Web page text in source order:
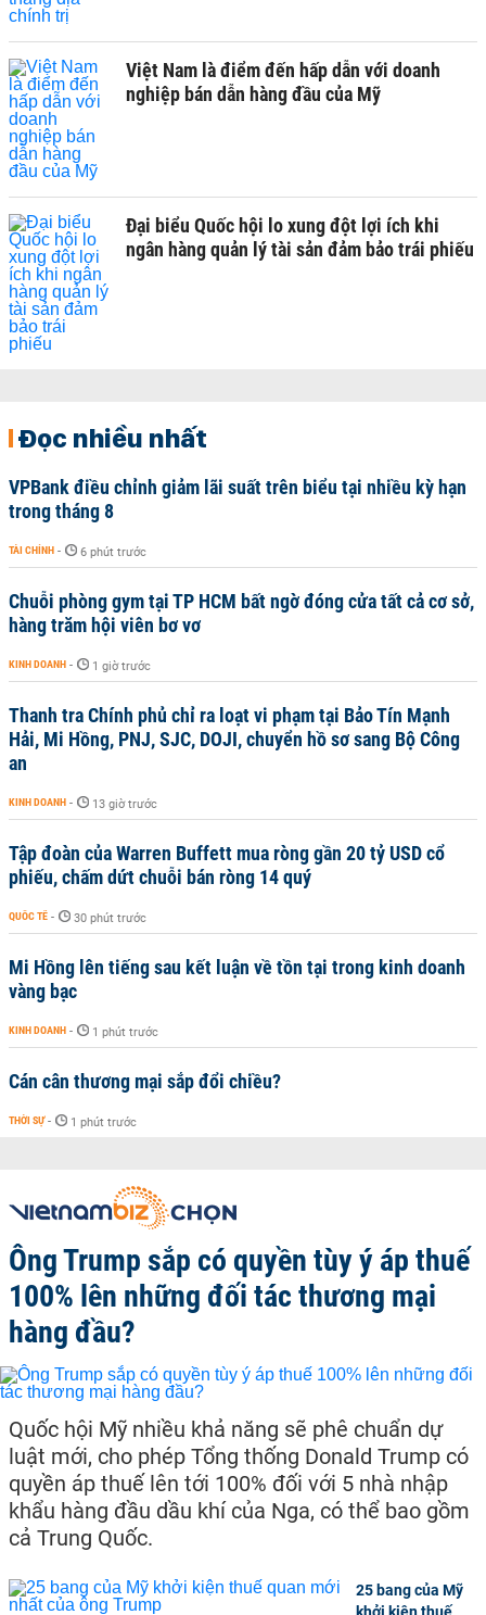
Việt Nam là điểm đến hấp dẫn với doanh
nghiệp bán dẫn hàng đầu của Mỹ
Đại biểu Quốc hội lo xung đột lợi ích khi
ngân hàng quản lý tài sản đảm bảo trái phiếu
Đọc nhiều nhất
VPBank điều chỉnh giảm lãi suất trên biểu tại nhiều kỳ hạn
trong tháng 8
TÀI CHÍNH - 6 phút trước
Chuỗi phòng gym tại TP HCM bất ngờ đóng cửa tất cả cơ sở,
hàng trăm hội viên bơ vơ
KINH DOANH - 1 giờ trước
Thanh tra Chính phủ chỉ ra loạt vi phạm tại Bảo Tín Mạnh
Hải, Mi Hồng, PNJ, SJC, DOJI, chuyển hồ sơ sang Bộ Công
an
KINH DOANH - 13 giờ trước
Tập đoàn của Warren Buffett mua ròng gần 20 tỷ USD cổ
phiếu, chấm dứt chuỗi bán ròng 14 quý
QUỐC TẾ - 30 phút trước
Mi Hồng lên tiếng sau kết luận về tồn tại trong kinh doanh
vàng bạc
KINH DOANH - 1 phút trước
Cán cân thương mại sắp đổi chiều?
THỜI SỰ - 1 phút trước
Ông Trump sắp có quyền tùy ý áp thuế
100% lên những đối tác thương mại
hàng đầu?
Quốc hội Mỹ nhiều khả năng sẽ phê chuẩn dự
luật mới, cho phép Tổng thống Donald Trump có
quyền áp thuế lên tới 100% đối với 5 nhà nhập
khẩu hàng đầu dầu khí của Nga, có thể bao gồm
cả Trung Quốc.
25 bang của Mỹ